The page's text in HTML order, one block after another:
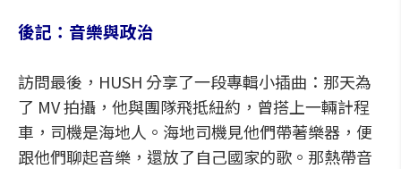
後記：音樂與政治
訪問最後，HUSH 分享了一段專輯小插曲：那天為
了 MV 拍攝，他與團隊飛抵紐約，曾搭上一輛計程
車，司機是海地人。海地司機見他們帶著樂器，便
跟他們聊起音樂，還放了自己國家的歌。那熱帶音